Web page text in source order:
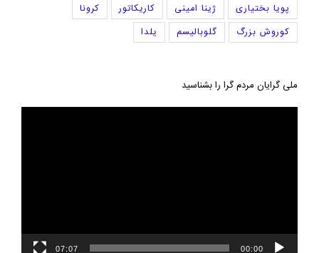
پویا بختیاری
ژینا امینی کاریکاتور
کرونا
کوروش بزرگ
گلوبالیسم یلدا
ملی گرایان مردم گرا را بشناسید
00:00
07:07